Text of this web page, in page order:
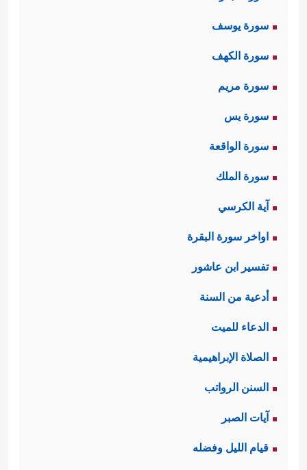
سورة يوسف
سورة الكهف
سورة مريم
سورة يس
سورة الواقعة
سورة الملك
آية الكرسي
اواخر سورة البقرة
تفسير ابن عاشور
أدعية من السنة
الدعاء للميت
الصلاة الإبراهيمية
السنن الرواتب
آيات الصبر
قيام الليل وفضله